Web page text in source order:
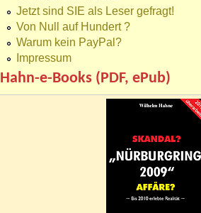
Jetzt sind SIE als Leser gefragt!
Von Null auf Hundert ?
Warum kein PayPal?
Impressum
Hahn-e-Books (PDF, ePub)